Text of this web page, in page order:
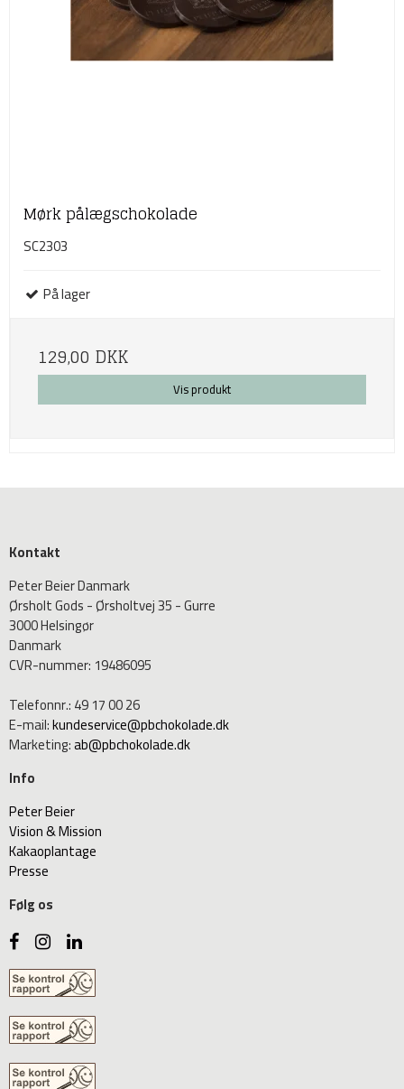
Mørk pålægschokolade
SC2303
På lager
129,00 DKK
Vis produkt
Kontakt
Peter Beier Danmark
Ørsholt Gods - Ørsholtvej 35 - Gurre
3000 Helsingør
Danmark
CVR-nummer: 19486095
Telefonnr.:49 17 00 26
E-mail:kundeservice@pbchokolade.dk
Marketing:ab@pbchokolade.dk
Info
Peter Beier
Vision & Mission
Kakaoplantage
Presse
Følg os